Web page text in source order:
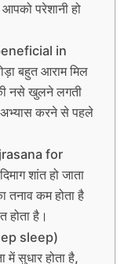
परेशानी हो
in
बहुत आराम मिल
नसे खुलने लगती
करने से पहले
for
शांत हो जाता
कम होता है
होता है।
sleep)
में सुधार होता है,